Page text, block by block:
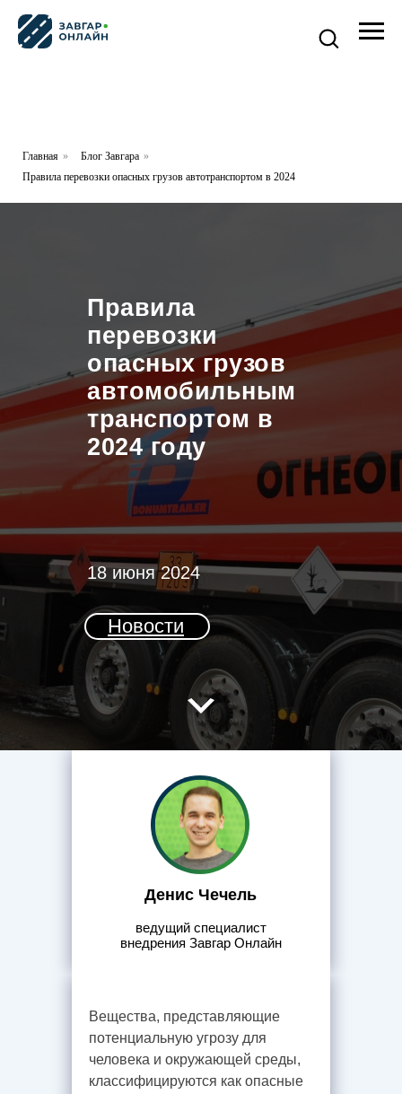
Главная » Блог Завгара »
Правила перевозки опасных грузов автотранспортом в 2024
Правила
перевозки
опасных грузов
автомобильным
транспортом в
2024 году
18 июня 2024
Новости
Сервис
Денис Чечель
ведущий специалист
внедрения Завгар Онлайн
Вещества, представляющие
потенциальную угрозу для
человека и окружающей среды,
классифицируются как опасные